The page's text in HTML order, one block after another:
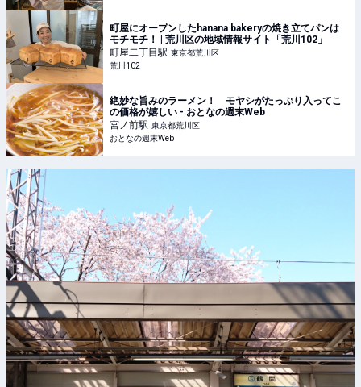
町屋にオープンしたhanana bakeryの焼き立てパンは
モチモチ！ | 荒川区の地域情報サイト「荒川102」
町屋二丁目駅 東京都荒川区
荒川102
絶妙な旨みのラーメン！ モヤシがたっぷり入ってこ
の価格が嬉しい - おとなの週末Web
宮ノ前駅 東京都荒川区
おとなの週末Web